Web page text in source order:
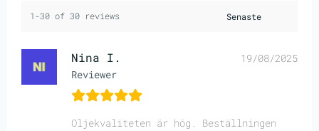
1-30 of 30 reviews
Nina I.
Reviewer
19/08/2025
Oljekvaliteten är hög. Beställningen